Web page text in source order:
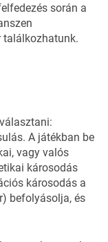
során a
találkozhatunk.
A játékban be
vagy valós
károsodás
károsodás a
befolyásolja, és